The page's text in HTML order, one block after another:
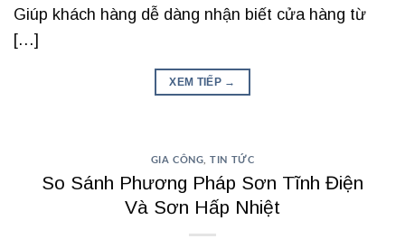
Giúp khách hàng dễ dàng nhận biết cửa hàng từ
[…]
XEM TIẾP →
GIA CÔNG ,TIN TỨC
So Sánh Phương Pháp Sơn Tĩnh Điện
Và Sơn Hấp Nhiệt